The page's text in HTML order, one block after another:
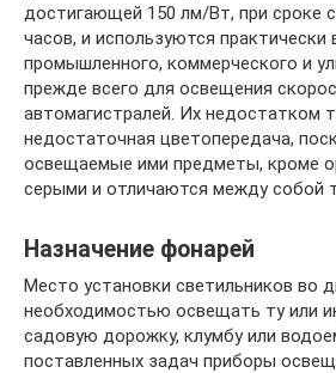
достигающей 150 лм/Вт, при сроке
часов, и используются практически
промышленного, коммерческого и
прежде всего для освещения
автомагистралей. Их недостатком
недостаточная цветопередача,
освещаемые ими предметы, кроме
серыми и отличаются между собой
Назначение фонарей
Место установки светильников во
необходимостью освещать ту или
садовую дорожку, клумбу или
поставленных задач приборы